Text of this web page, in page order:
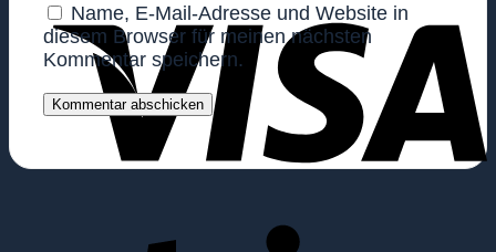
Name, E-Mail-Adresse und Website in
diesem Browser für meinen nächsten
Kommentar speichern.